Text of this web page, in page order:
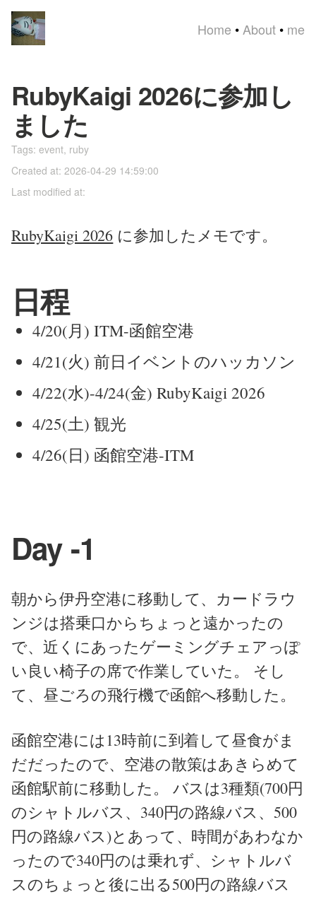
Home • About • me
RubyKaigi 2026に参加し
ました
Tags: event, ruby
Created at: 2026-04-29 14:59:00
Last modified at:
RubyKaigi 2026 に参加したメモです。
日程
4/20(月) ITM-函館空港
4/21(火) 前日イベントのハッカソン
4/22(水)-4/24(金) RubyKaigi 2026
4/25(土) 観光
4/26(日) 函館空港-ITM
Day -1
朝から伊丹空港に移動して、カードラウ
ンジは搭乗口からちょっと遠かったの
で、近くにあったゲーミングチェアっぽ
い良い椅子の席で作業していた。 そし
て、昼ごろの飛行機で函館へ移動した。
函館空港には13時前に到着して昼食がま
だだったので、空港の散策はあきらめて
函館駅前に移動した。 バスは3種類(700円
のシャトルバス、340円の路線バス、500
円の路線バス)とあって、時間があわなか
ったので340円のは乗れず、シャトルバ
スのちょっと後に出る500円の路線バス